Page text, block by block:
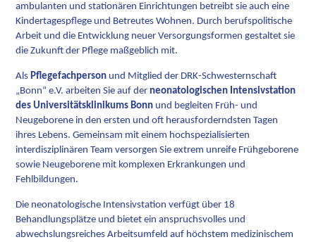
ambulanten und stationären Einrichtungen betreibt sie auch eine
Kindertagespflege und Betreutes Wohnen. Durch berufspolitische
Arbeit und die Entwicklung neuer Versorgungsformen gestaltet sie
die Zukunft der Pflege maßgeblich mit.
Als Pflegefachperson und Mitglied der DRK-Schwesternschaft
„Bonn“ e.V. arbeiten Sie auf der neonatologischen Intensivstation
des Universitätsklinikums Bonn und begleiten Früh- und
Neugeborene in den ersten und oft herausforderndsten Tagen
ihres Lebens. Gemeinsam mit einem hochspezialisierten
interdisziplinären Team versorgen Sie extrem unreife Frühgeborene
sowie Neugeborene mit komplexen Erkrankungen und
Fehlbildungen.
Die neonatologische Intensivstation verfügt über 18
Behandlungsplätze und bietet ein anspruchsvolles und
abwechslungsreiches Arbeitsumfeld auf höchstem medizinischem